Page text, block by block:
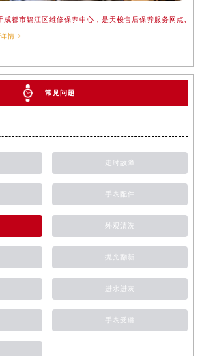
成都市锦江区维修保养中心，是天梭售后保养服务网点,
详情 >
常见问题
走时故障
手表配件
外观清洗
抛光翻新
进水进灰
手表受磁